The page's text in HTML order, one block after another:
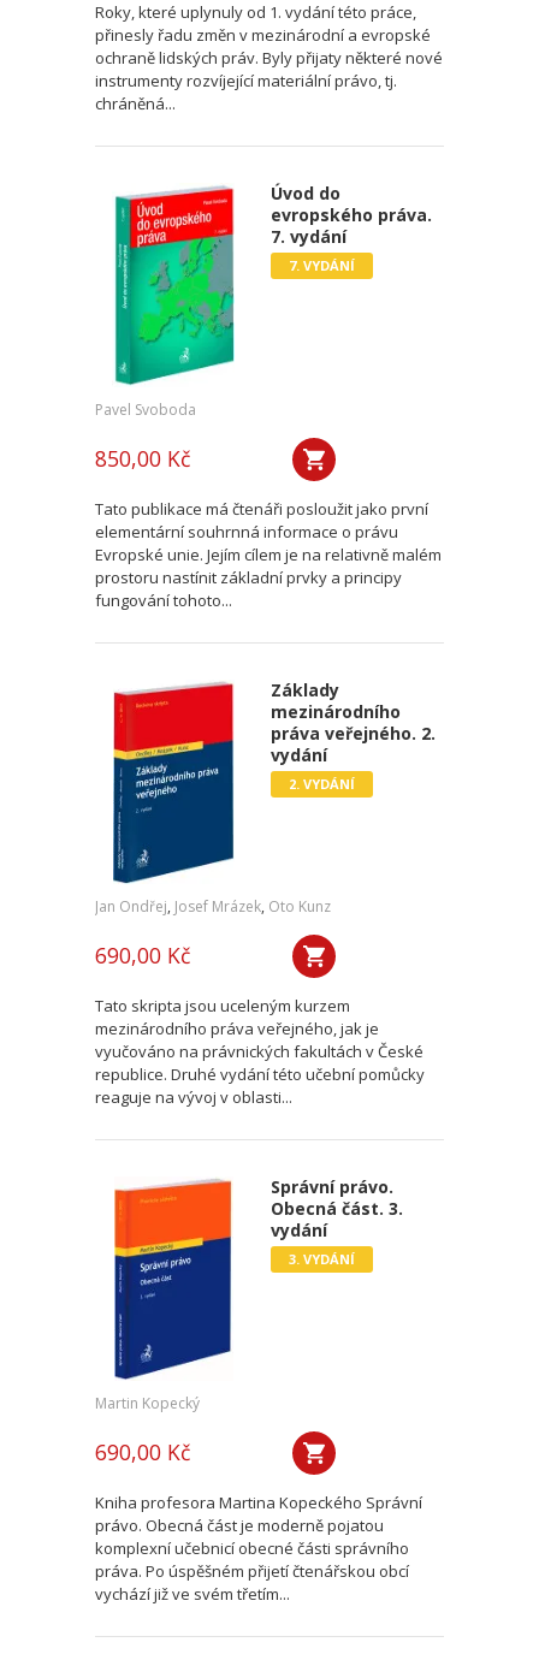
Roky, které uplynuly od 1. vydání této práce,
přinesly řadu změn v mezinárodní a evropské
ochraně lidských práv. Byly přijaty některé nové
instrumenty rozvíjející materiální právo, tj.
chráněná...
Úvod do
evropského práva.
7. vydání
7. VYDÁNÍ
Pavel Svoboda
850,00 Kč
Tato publikace má čtenáři posloužit jako první
elementární souhrnná informace o právu
Evropské unie. Jejím cílem je na relativně malém
prostoru nastínit základní prvky a principy
fungování tohoto...
Základy
mezinárodního
práva veřejného. 2.
vydání
2. VYDÁNÍ
Jan Ondřej, Josef Mrázek, Oto Kunz
690,00 Kč
Tato skripta jsou uceleným kurzem
mezinárodního práva veřejného, jak je
vyučováno na právnických fakultách v České
republice. Druhé vydání této učební pomůcky
reaguje na vývoj v oblasti...
Správní právo.
Obecná část. 3.
vydání
3. VYDÁNÍ
Martin Kopecký
690,00 Kč
Kniha profesora Martina Kopeckého Správní
právo. Obecná část je moderně pojatou
komplexní učebnicí obecné části správního
práva. Po úspěšném přijetí čtenářskou obcí
vychází již ve svém třetím...